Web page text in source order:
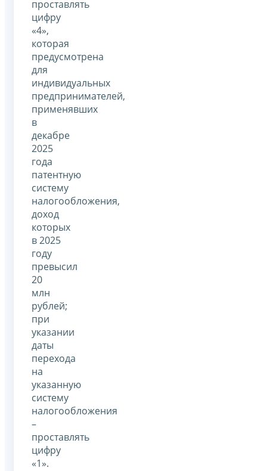
проставлять
цифру
«4»,
которая
предусмотрена
для
индивидуальных
предпринимателей,
применявших
в
декабре
2025
года
патентную
систему
налогообложения,
доход
которых
в 2025
году
превысил
20
млн
рублей;
при
указании
даты
перехода
на
указанную
систему
налогообложения
–
проставлять
цифру
«1».